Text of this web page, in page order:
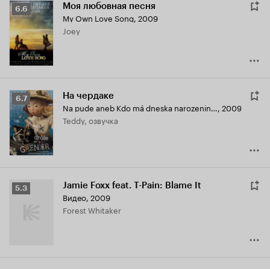
Рейтинг
Кинопоиска
6.6
6.6 Моя любовная песня
My Own Love Song, 2009
Joey
Рейтинг
Кинопоиска
6.7
6.7 На чердаке
Na pude aneb Kdo má dneska narozeniny?, 2009
Teddy, озвучка
Рейтинг
5.3 Jamie Foxx feat. T-Pain: Blame It
Видео, 2009
Forest Whitaker